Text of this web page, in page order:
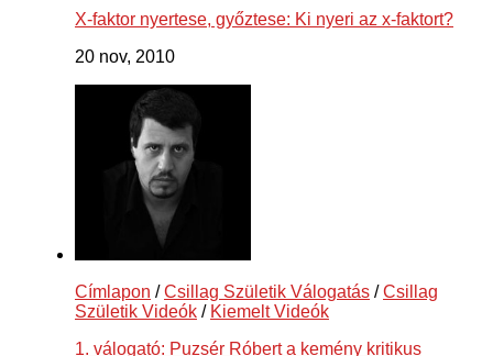
X-faktor nyertese, győztese: Ki nyeri az x-faktort?
20 nov, 2010
Címlapon /Csillag Születik Válogatás /Csillag
Születik Videók / Kiemelt Videók
1. válogató: Puzsér Róbert a kemény kritikus